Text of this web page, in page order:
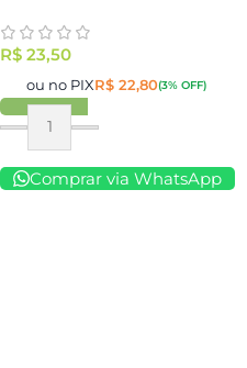
R$ 23,50
ou no PIXR$ 22,80(3% OFF)
Comprar via WhatsApp